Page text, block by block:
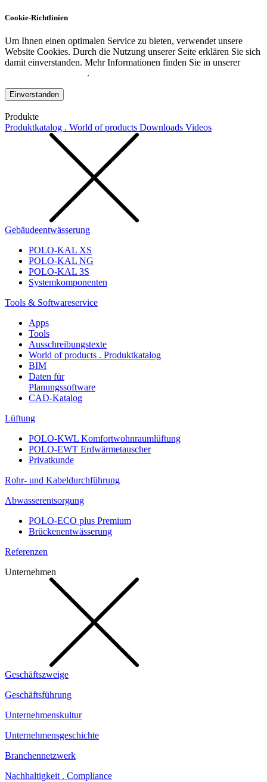
Cookie-Richtlinien
Um Ihnen einen optimalen Service zu bieten, verwendet unsere
Website Cookies. Durch die Nutzung unserer Seite erklären Sie sich
damit einverstanden. Mehr Informationen finden Sie in unserer
.
Einverstanden
Produkte
Produktkatalog . World of products Downloads Videos
Gebäudeentwässerung
POLO-KAL XS
POLO-KAL NG
POLO-KAL 3S
Systemkomponenten
Tools & Softwareservice
Apps
Tools
Ausschreibungstexte
World of products . Produktkatalog
BIM
Daten für
Planungssoftware
CAD-Katalog
Lüftung
POLO-KWL Komfortwohnraumlüftung
POLO-EWT Erdwärmetauscher
Privatkunde
Rohr- und Kabeldurchführung
Abwasserentsorgung
POLO-ECO plus Premium
Brückenentwässerung
Referenzen
Unternehmen
Geschäftszweige
Geschäftsführung
Unternehmenskultur
Unternehmensgeschichte
Branchennetzwerk
Nachhaltigkeit . Compliance